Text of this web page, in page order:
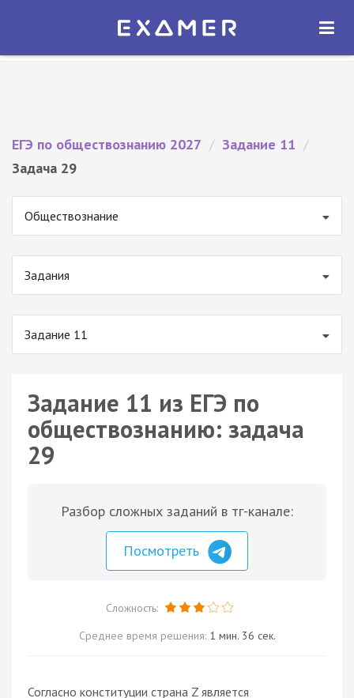
Экзамер — ЕГЭ 2027
ОТКРЫТЬ
ЕГЭ по обществознанию 2027 / Задание 11 /
Задача 29
Обществознание
Задания
Задание 11
Задание 11 из ЕГЭ по
обществознанию: задача
29
Разбор сложных заданий в тг-канале:
Посмотреть
Сложность:
Среднее время решения: 1 мин. 36 сек.
Согласно конституции страна Z является